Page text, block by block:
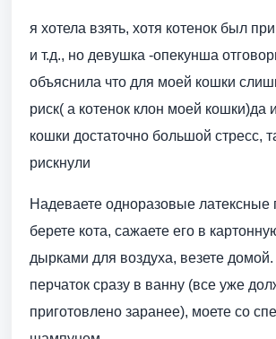
я хотела взять, хотя котенок был
и т.д., но девушка -опекунша
объяснила что для моей кошки
риск( а котенок клон моей кошки)да
кошки достаточно большой стресс,
рискнули
Надеваете одноразовые латексные
берете кота, сажаете его в
дырками для воздуха, везете
перчаток сразу в ванну (все уже
приготовлено заранее), моете со